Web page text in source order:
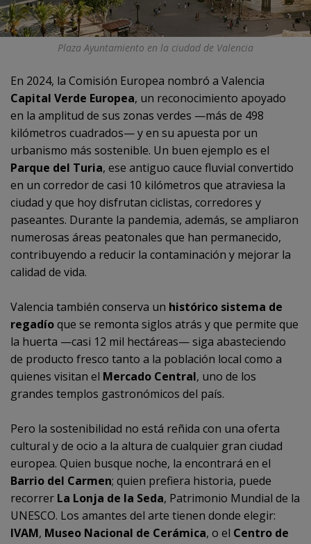
Plaza Ayuntamiento en la ciudad de Valencia
En 2024, la Comisión Europea nombró a Valencia
Capital Verde Europea, un reconocimiento apoyado
en la amplitud de sus zonas verdes —más de 498
kilómetros cuadrados— y en su apuesta por un
urbanismo más sostenible. Un buen ejemplo es el
Parque del Turia, ese antiguo cauce fluvial convertido
en un corredor de casi 10 kilómetros que atraviesa la
ciudad y que hoy disfrutan ciclistas, corredores y
paseantes. Durante la pandemia, además, se ampliaron
numerosas áreas peatonales que han permanecido,
contribuyendo a reducir la contaminación y mejorar la
calidad de vida.
Valencia también conserva un histórico sistema de
regadíoque se remonta siglos atrás y que permite que
la huerta —casi 12 mil hectáreas— siga abasteciendo
de producto fresco tanto a la población local como a
quienes visitan el Mercado Central, uno de los
grandes templos gastronómicos del país.
Pero la sostenibilidad no está reñida con una oferta
cultural y de ocio a la altura de cualquier gran ciudad
europea. Quien busque noche, la encontrará en el
Barrio del Carmen; quien prefiera historia, puede
recorrer La Lonja de la Seda, Patrimonio Mundial de la
UNESCO. Los amantes del arte tienen donde elegir:
IVAM, Museo Nacional de Cerámica, o el Centro de